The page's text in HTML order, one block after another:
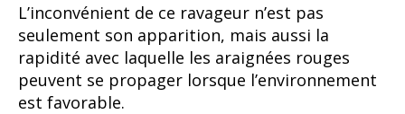
L’inconvénient de ce ravageur n’est pas
seulement son apparition, mais aussi la
rapidité avec laquelle les araignées rouges
peuvent se propager lorsque l’environnement
est favorable.